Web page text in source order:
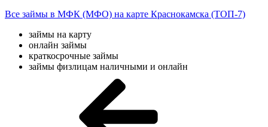
Все займы в МФК (МФО) на карте Краснокамска (ТОП-7)
займы на карту
онлайн займы
краткосрочные займы
займы физлицам наличными и онлайн